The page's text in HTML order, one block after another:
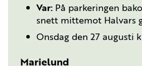
Var: På parkeringen
snett mittemot Halvars
Onsdag den 27 augusti
Marielund